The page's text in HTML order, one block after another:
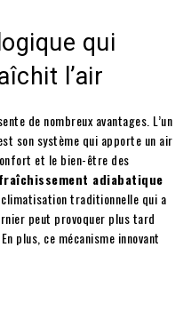
qui
l’air
de nombreux avantages. L’un
son système qui apporte un air
et le bien-être des
adiabatique
traditionnelle qui a
peut provoquer plus tard
plus, ce mécanisme innovant